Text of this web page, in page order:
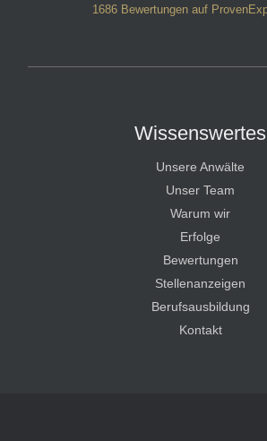
1686 Bewertungen auf
Wissenswertes
Unsere Anwälte
Unser Team
Warum wir
Erfolge
Bewertungen
Stellenanzeigen
Berufsausbildung
Kontakt